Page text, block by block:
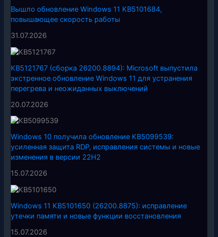
Вышло обновление Windows 11 KB5101684,
повышающее скорость работы
31.07.2026
KB5121767 (сборка 26200.8894): Microsoft выпустила
экстренное обновление Windows 11 для устранения
перегрева и неожиданных выключений
20.07.2026
Windows 10 получила обновление KB5099539:
усиленная защита RDP, исправления системы и новые
изменения в версии 22H2
15.07.2026
Windows 11 KB5101650 (26200.8875): исправление
утечки памяти и новые функции восстановления
15.07.2026